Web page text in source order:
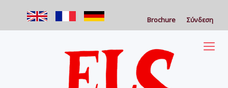
Brochure Σύνδεση